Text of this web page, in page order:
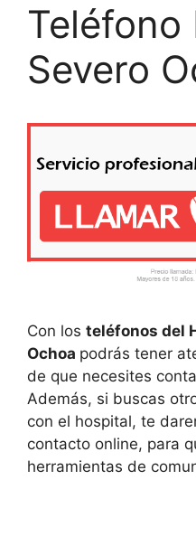
Teléfono
Severo
Con los teléfonos del
Ochoa podrás tener
de que necesites
Además, si buscas
con el hospital, te
contacto online, para
herramientas de